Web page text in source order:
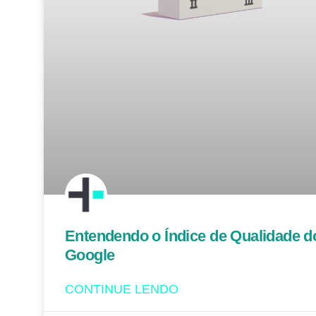
Entendendo o Índice de Qualidade
Google
CONTINUE LENDO